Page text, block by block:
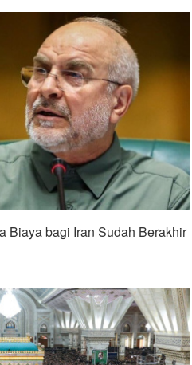
Biaya bagi Iran Sudah Berakhir